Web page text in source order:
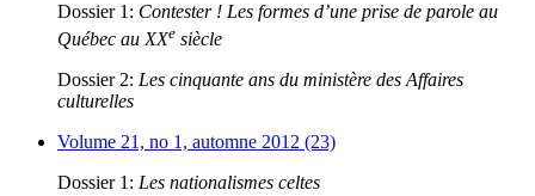
Dossier 1: Contester ! Les formes d’une prise de parole au
Québec au XXe siècle
Dossier 2: Les cinquante ans du ministère des Affaires
culturelles
Volume 21, no 1, automne 2012 (23)
Dossier 1: Les nationalismes celtes